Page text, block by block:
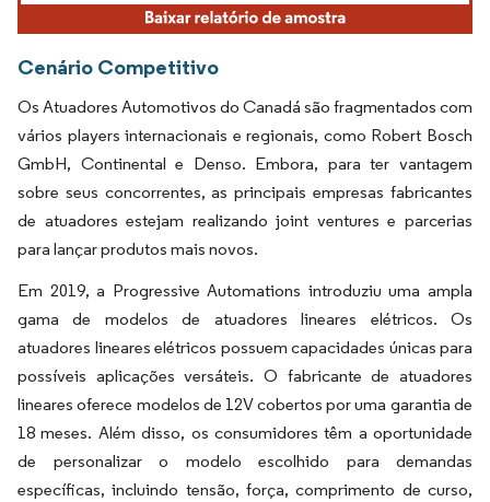
Cenário Competitivo
Os Atuadores Automotivos do Canadá são fragmentados com
vários players internacionais e regionais, como Robert Bosch
GmbH, Continental e Denso. Embora, para ter vantagem
sobre seus concorrentes, as principais empresas fabricantes
de atuadores estejam realizando joint ventures e parcerias
para lançar produtos mais novos.
Em 2019, a Progressive Automations introduziu uma ampla
gama de modelos de atuadores lineares elétricos. Os
atuadores lineares elétricos possuem capacidades únicas para
possíveis aplicações versáteis. O fabricante de atuadores
lineares oferece modelos de 12V cobertos por uma garantia de
18 meses. Além disso, os consumidores têm a oportunidade
de personalizar o modelo escolhido para demandas
específicas, incluindo tensão, força, comprimento de curso,